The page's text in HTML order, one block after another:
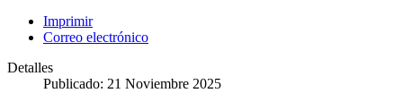
Imprimir
Correo electrónico
Detalles
Publicado: 21 Noviembre 2025